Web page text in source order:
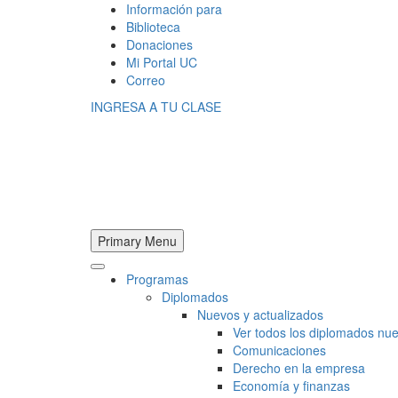
Información para
Biblioteca
Donaciones
Mi Portal UC
Correo
INGRESA A TU CLASE
Primary Menu
Programas
Diplomados
Nuevos y actualizados
Ver todos los diplomados
Comunicaciones
Derecho en la empresa
Economía y finanzas